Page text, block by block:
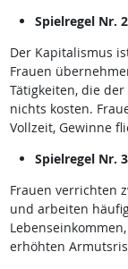
Spielregel Nr.
Der Kapitalismus
Frauen
Tätigkeiten, die
nichts kosten.
Vollzeit, Gewinne
Spielregel Nr.
Frauen verrichten
und arbeiten
erhöhten